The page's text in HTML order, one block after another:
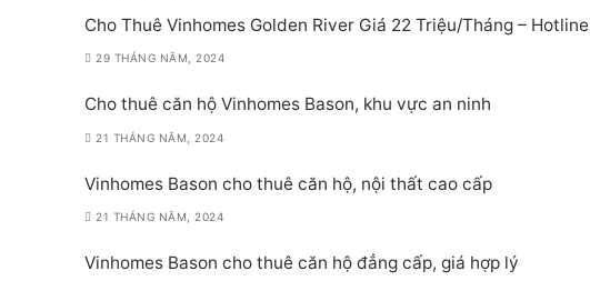
Cho Thuê Vinhomes Golden River Giá 22 Triệu/Tháng –
29 THÁNG NĂM, 2024
Cho thuê căn hộ Vinhomes Bason, khu vực an ninh
21 THÁNG NĂM, 2024
Vinhomes Bason cho thuê căn hộ, nội thất cao cấp
21 THÁNG NĂM, 2024
Vinhomes Bason cho thuê căn hộ đẳng cấp, giá hợp lý